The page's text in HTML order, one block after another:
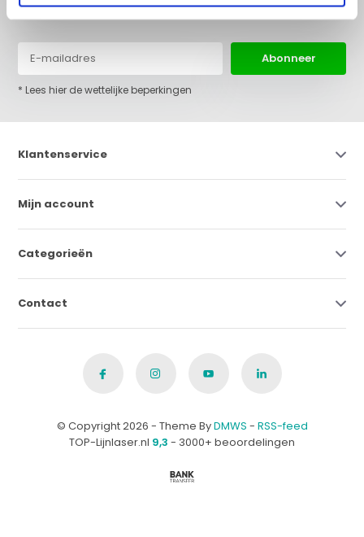
Blijf op de hoogte van het laatste nieuws en onze acties:
Abonneer
* Lees hier de wettelijke beperkingen
Klantenservice
Mijn account
Categorieën
Contact
© Copyright 2026 - Theme ByDMWS - RSS-feed
TOP-Lijnlaser.nl 9,3 - 3000+ beoordelingen